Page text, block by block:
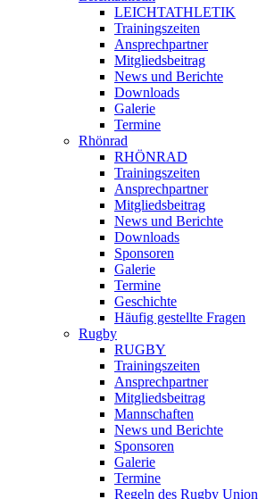
LEICHTATHLETIK
Trainingszeiten
Ansprechpartner
Mitgliedsbeitrag
News und Berichte
Downloads
Galerie
Termine
Rhönrad
RHÖNRAD
Trainingszeiten
Ansprechpartner
Mitgliedsbeitrag
News und Berichte
Downloads
Sponsoren
Galerie
Termine
Geschichte
Häufig gestellte Fragen
Rugby
RUGBY
Trainingszeiten
Ansprechpartner
Mitgliedsbeitrag
Mannschaften
News und Berichte
Sponsoren
Galerie
Termine
Regeln des Rugby Union